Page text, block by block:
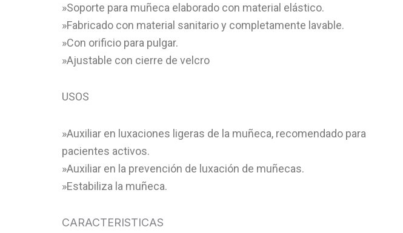
»Soporte para muñeca elaborado con material elástico.
»Fabricado con material sanitario y completamente lavable.
»Con orificio para pulgar.
»Ajustable con cierre de velcro
USOS
»Auxiliar en luxaciones ligeras de la muñeca, recomendado para
pacientes activos.
»Auxiliar en la prevención de luxación de muñecas.
»Estabiliza la muñeca.
CARACTERISTICAS